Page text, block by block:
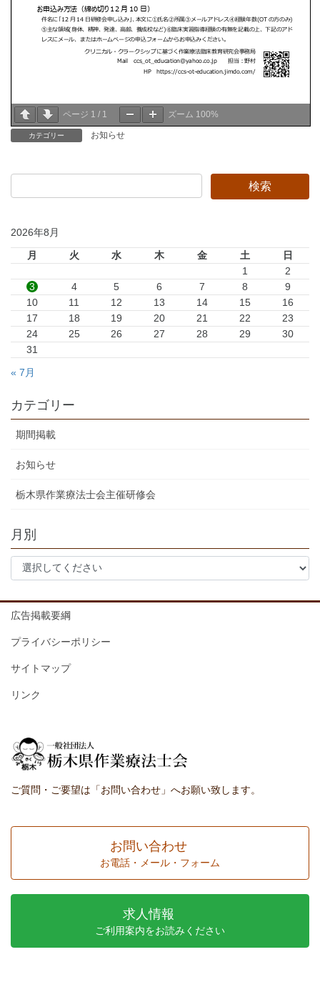
ページ 1 / 1 ズーム 100%
カテゴリー お知らせ
2026年8月
月 火 水 木 金 土
日
1
2
3
4 5 6 7 8
9
10
11 12 13 14 15
16
17
18 19 20 21 22
23
24
25 26 27 28 29
30
31
« 7月
カテゴリー
期間掲載
お知らせ
栃木県作業療法士会主催研修会
月別
広告掲載要綱
プライバシーポリシー
サイトマップ
リンク
ご質問・ご要望は「お問い合わせ」へお願い致します。
お問い合わせ
お電話・メール・フォーム
求人情報
ご利用案内をお読みください